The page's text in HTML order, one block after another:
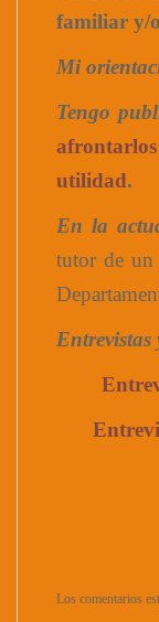
familiar y/
Mi
Tengo
utilidad.
En la
tutor de un
Entrevistas
Los comentarios